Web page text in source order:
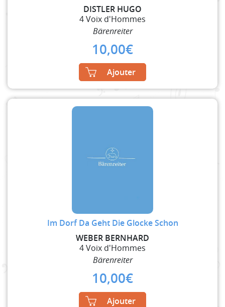
DISTLER HUGO
4 Voix d'Hommes
Bärenreiter
10,00€
Ajouter
Im Dorf Da Geht Die Glocke Schon
WEBER BERNHARD
4 Voix d'Hommes
Bärenreiter
10,00€
Ajouter